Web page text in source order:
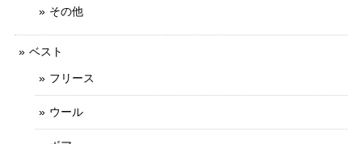
その他
ベスト
フリース
ウール